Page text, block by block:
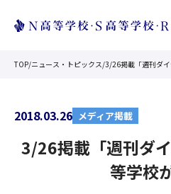
TOP/ニュース・トピックス/3/26掲載「週刊ダ
2018.03.26 メディア掲載
3/26掲載「週刊ダ
等学校